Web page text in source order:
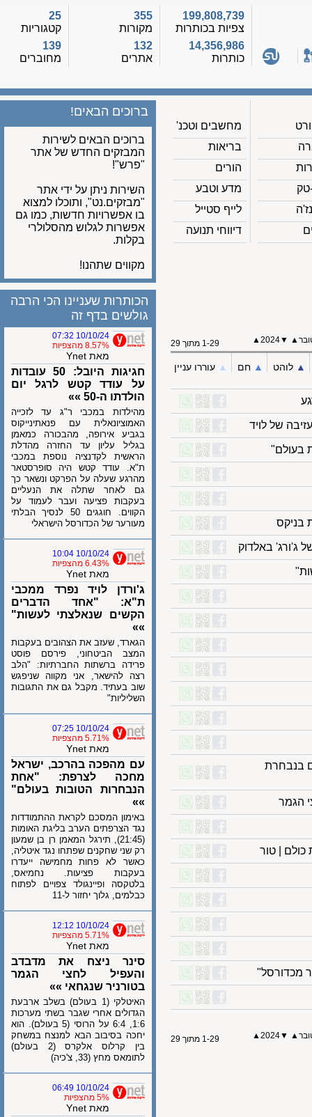
199,808,739
צפיות בכותרות
14,356,986
כותרות
355
מקורות
132
אתרים
קטגוריות
139
מחוברים
מחשבים וטכנ'
בריאות
הורים
מדע וטבע
לייף סטייל
דיווחי תנועה
ברוכים הבאים!
ברוכים הבאים לשירות
המבזקים החדש של אתר
"פרש"!
השירות ניתן על ידי אתר
"מבזקים.נט", ותוכלו למצוא
בו אפשרויות חדשות, כמו גם
אפשרות לגלוש מהסלולרי
בקלות.
מקווים שתהנו!
▲
▼
2024
▲ 1-29 מתוך 29
לוהט ▲︎ חם ▲︎ עוררו עניין
של לויד
באלדוק
| טור
▲
▼
2024
▲ 1-29 מתוך 29
הכותרות שעניינו הכי הרבה
גולשים בדף זה
10/10/24 07:32
8.57% מהצפיות
מאת Ynet
חגיגות היובל: 50 עובדות
על עודד קטש לרגל יום
הולדתו ה-50 »»
מהילדות במכבי ר"ג עד לזכייה
האמוציונאלית עם פנאתינייקוס
בגביע אירופה, מהבכורה כמאמן
בגליל עליון עד החזרה מהדלת
הראשית לקדנציה נוספת במכבי
ת"א. עודד קטש היה סופרסטאר
מהרגע שעלה על הפרקט ונשאר כך
גם לאחר שתלה את הנעליים
בעקבות פציעה ועבר לעמוד על
הקווים. חוגגים 50 לנסיך הבלתי
מעורער של הכדורסל הישראלי
10/10/24 10:04
6.43% מהצפיות
מאת Ynet
ג'ורדן לויד נפרד ממכבי
ת"א: "אחד הדברים
הקשים שנאלצתי לעשות"
הגארד, שעזב את הצהובים בעקבות
המצב הביטחוני, פירסם פוסט
פרידה ברשתות החברתיות: "הלב
רצה להישאר, אני מקווה שניפגש
שוב בעתיד. מקבל גם את התגובות
השליליות"
10/10/24 07:25
5.71% מהצפיות
מאת Ynet
עם מהפכה בהרכב, ישראל
מחכה לצרפת: "אחת
הנבחרות הטובות בעולם"
באימון המסכם לקראת ההתמודדות
נגד הצרפתים הערב בליגת האומות
(21:45), תירגל המאמן רן בן שמעון
רק שני שחקנים שפתחו נגד איטליה,
כאשר לא פחות מחמישה ייעדרו
בעקבות פציעות. נחמיאס,
בלטקסה ופיינגולד צפויים לפתוח
כבלמים, גלוך יחזור ל-11
10/10/24 12:12
5.71% מהצפיות
מאת Ynet
סינר ניצח את מדבדב
והעפיל לחצי הגמר
בטורניר שנגחאי »»
האיטלקי (1 בעולם) בשלב ארבעת
הגדולים אחרי שגבר בשתי מערכות
1:6, 6:4 על הרוסי (5 בעולם). הוא
יחכה בסיבוב הבא למנצח במשחק
בין קרלוס אלקרס (2 בעולם)
לתומאס מחץ (33, צ'כיה)
10/10/24 06:49
5% מהצפיות
מאת Ynet